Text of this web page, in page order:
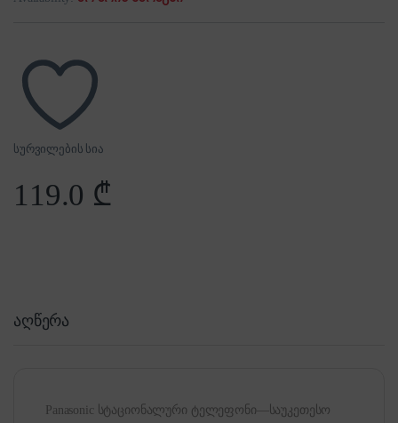
სურვილების სია
119.0 ₾
აღწერა
Panasonic სტაციონალური ტელეფონი—საუკეთესო